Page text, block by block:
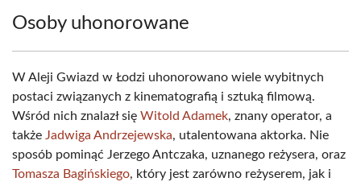
Osoby uhonorowane
W Aleji Gwiazd w Łodzi uhonorowano wiele wybitnych
postaci związanych z kinematografią i sztuką filmową.
Wśród nich znalazł się Witold Adamek, znany operator, a
także Jadwiga Andrzejewska, utalentowana aktorka. Nie
sposób pominąć Jerzego Antczaka, uznanego reżysera, oraz
Tomasza Bagińskiego, który jest zarówno reżyserem, jak i